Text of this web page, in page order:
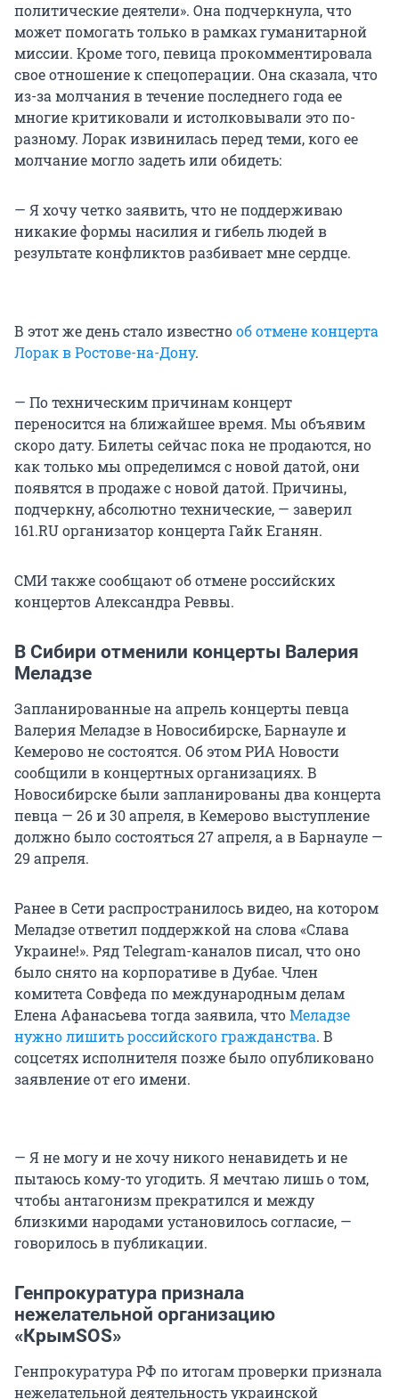
политические деятели». Она подчеркнула, что
может помогать только в рамках гуманитарной
миссии. Кроме того, певица прокомментировала
свое отношение к спецоперации. Она сказала, что
из-за молчания в течение последнего года ее
многие критиковали и истолковывали это по-
разному. Лорак извинилась перед теми, кого ее
молчание могло задеть или обидеть:
— Я хочу четко заявить, что не поддерживаю
никакие формы насилия и гибель людей в
результате конфликтов разбивает мне сердце.
В этот же день стало известнооб отмене концерта
Лорак в Ростове-на-Дону.
— По техническим причинам концерт
переносится на ближайшее время. Мы объявим
скоро дату. Билеты сейчас пока не продаются, но
как только мы определимся с новой датой, они
появятся в продаже с новой датой. Причины,
подчеркну, абсолютно технические, — заверил
161.RU организатор концерта Гайк Еганян.
СМИ также сообщают об отмене российских
концертов Александра Реввы.
В Сибири отменили концерты Валерия
Меладзе
Запланированные на апрель концерты певца
Валерия Меладзе в Новосибирске, Барнауле и
Кемерово не состоятся. Об этом РИА Новости
сообщили в концертных организациях. В
Новосибирске были запланированы два концерта
певца — 26 и 30 апреля, в Кемерово выступление
должно было состояться 27 апреля, а в Барнауле —
29 апреля.
Ранее в Сети распространилось видео, на котором
Меладзе ответил поддержкой на слова «Слава
Украине!». Ряд Telegram-каналов писал, что оно
было снято на корпоративе в Дубае. Член
комитета Совфеда по международным делам
Елена Афанасьева тогда заявила, чтоМеладзе
нужно лишить российского гражданства. В
соцсетях исполнителя позже было опубликовано
заявление от его имени.
— Я не могу и не хочу никого ненавидеть и не
пытаюсь кому-то угодить. Я мечтаю лишь о том,
чтобы антагонизм прекратился и между
близкими народами установилось согласие, —
говорилось в публикации.
Генпрокуратура признала
нежелательной организацию
«КрымSOS»
Генпрокуратура РФ по итогам проверки признала
нежелательной деятельность украинской